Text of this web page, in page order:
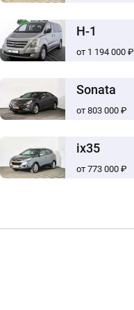
H-1
от 1 194 000 ₽
Sonata
от 803 000 ₽
ix35
от 773 000 ₽